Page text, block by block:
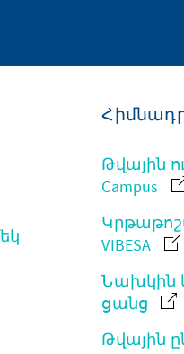
Թվային
Campus
VIBESA
Նախկին
ցանց
Թվային